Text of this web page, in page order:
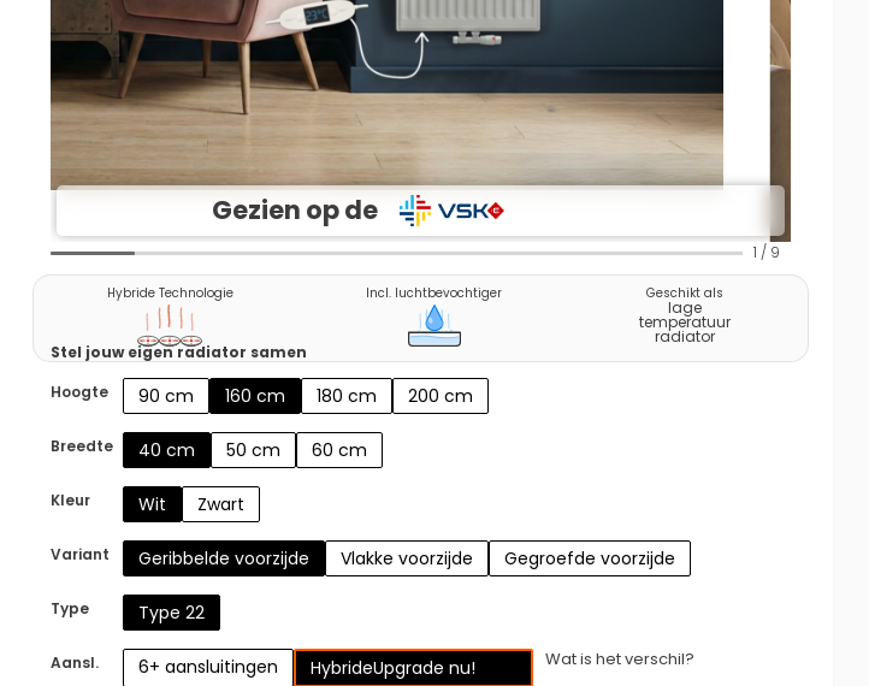
Gezien op de
1 / 9
Hybride Technologie Incl. luchtbevochtiger Geschikt als
lage
temperatuur
radiator
Stel jouw eigen radiator samen
Hoogte
90 cm 160 cm 180 cm 200 cm
Breedte 40 cm 50 cm 60 cm
Kleur Wit Zwart
Variant Geribbelde voorzijde Vlakke voorzijde Gegroefde voorzijde
Type Type 22
Aansl. 6+ aansluitingen HybrideUpgrade nu! Wat is het verschil?